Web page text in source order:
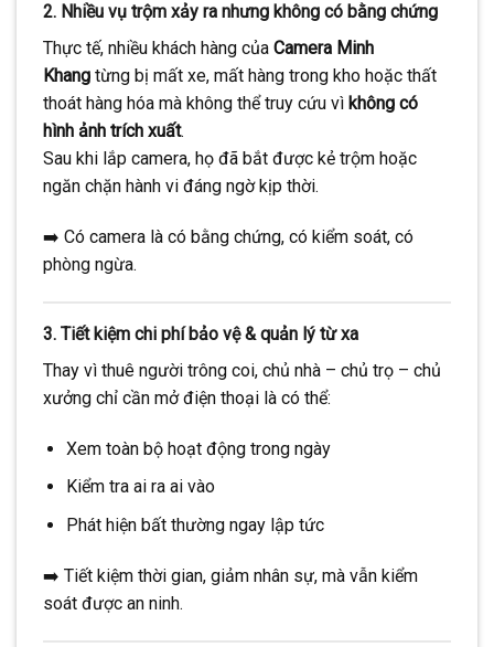
2. Nhiều vụ trộm xảy ra nhưng không có bằng chứng
Thực tế, nhiều khách hàng của Camera Minh
Khang từng bị mất xe, mất hàng trong kho hoặc thất
thoát hàng hóa mà không thể truy cứu vì không có
hình ảnh trích xuất.
Sau khi lắp camera, họ đã bắt được kẻ trộm hoặc
ngăn chặn hành vi đáng ngờ kịp thời.
➡️ Có camera là có bằng chứng, có kiểm soát, có
phòng ngừa.
3. Tiết kiệm chi phí bảo vệ & quản lý từ xa
Thay vì thuê người trông coi, chủ nhà – chủ trọ – chủ
xưởng chỉ cần mở điện thoại là có thể:
Xem toàn bộ hoạt động trong ngày
Kiểm tra ai ra ai vào
Phát hiện bất thường ngay lập tức
➡️ Tiết kiệm thời gian, giảm nhân sự, mà vẫn kiểm
soát được an ninh.